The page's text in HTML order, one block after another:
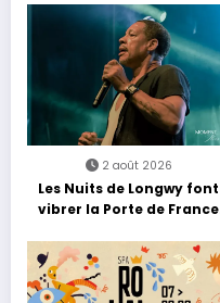
2 août 2026
Les Nuits de Longwy font
vibrer la Porte de France
découvertes et énergie
reggae